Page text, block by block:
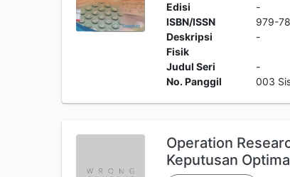
Edisi
-
ISBN/ISSN
979-
Deskripsi
Fisik
-
Judul Seri
-
No. Panggil
003
Operation
Keputusan